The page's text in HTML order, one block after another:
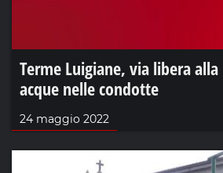
Terme Luigiane, via libera
acque nelle condotte
24 maggio 2022